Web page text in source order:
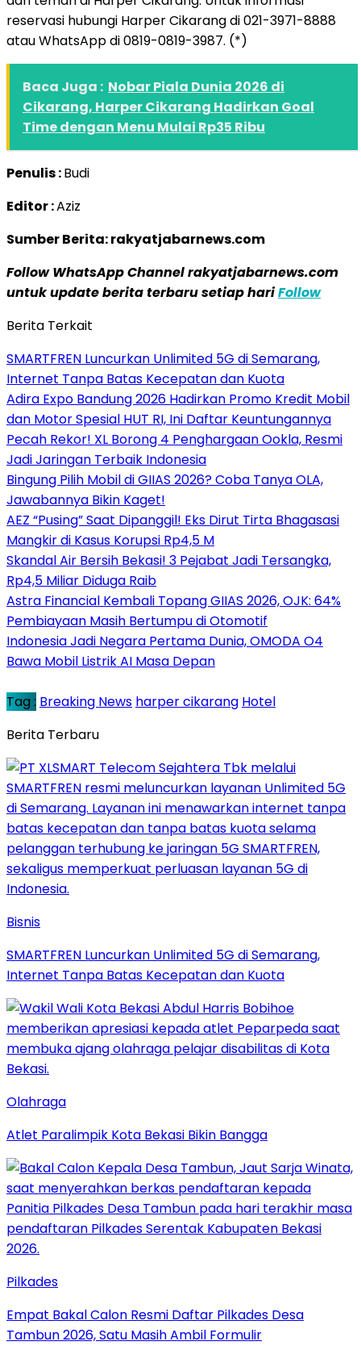
reservasi hubungi Harper Cikarang di 021-3971-8888
atau WhatsApp di 0819-0819-3987. (*)
Baca Juga : Nobar Piala Dunia 2026 di
Cikarang, Harper Cikarang Hadirkan Goal
Time dengan Menu Mulai Rp35 Ribu
Penulis :Budi
Editor :Aziz
Sumber Berita: rakyatjabarnews.com
Follow WhatsApp Channel rakyatjabarnews.com
untuk update berita terbaru setiap hariFollow
Berita Terkait
SMARTFREN Luncurkan Unlimited 5G di Semarang,
Internet Tanpa Batas Kecepatan dan Kuota
Adira Expo Bandung 2026 Hadirkan Promo Kredit Mobil
dan Motor Spesial HUT RI, Ini Daftar Keuntungannya
Pecah Rekor! XL Borong 4 Penghargaan Ookla, Resmi
Jadi Jaringan Terbaik Indonesia
Bingung Pilih Mobil di GIIAS 2026? Coba Tanya OLA,
Jawabannya Bikin Kaget!
AEZ “Pusing” Saat Dipanggil! Eks Dirut Tirta Bhagasasi
Mangkir di Kasus Korupsi Rp4,5 M
Skandal Air Bersih Bekasi! 3 Pejabat Jadi Tersangka,
Rp4,5 Miliar Diduga Raib
Astra Financial Kembali Topang GIIAS 2026, OJK: 64%
Pembiayaan Masih Bertumpu di Otomotif
Indonesia Jadi Negara Pertama Dunia, OMODA O4
Bawa Mobil Listrik AI Masa Depan
Tag : Breaking News harper cikarang Hotel
Berita Terbaru
Bisnis
SMARTFREN Luncurkan Unlimited 5G di Semarang,
Internet Tanpa Batas Kecepatan dan Kuota
Olahraga
Atlet Paralimpik Kota Bekasi Bikin Bangga
Pilkades
Empat Bakal Calon Resmi Daftar Pilkades Desa
Tambun 2026, Satu Masih Ambil Formulir